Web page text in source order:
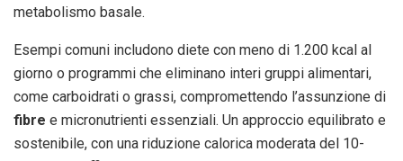
metabolismo basale.
Esempi comuni includono diete con meno di 1.200 kcal al
giorno o programmi che eliminano interi gruppi alimentari,
come carboidrati o grassi, compromettendo l’assunzione di
fibre e micronutrienti essenziali. Un approccio equilibrato e
sostenibile, con una riduzione calorica moderata del 10-